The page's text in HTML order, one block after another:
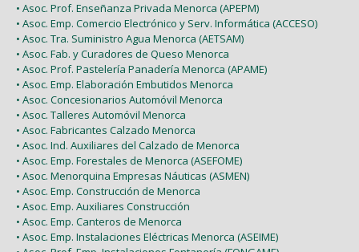
• Asoc. Prof. Enseñanza Privada Menorca (APEPM)
• Asoc. Emp. Comercio Electrónico y Serv. Informática (ACCESO)
• Asoc. Tra. Suministro Agua Menorca (AETSAM)
• Asoc. Fab. y Curadores de Queso Menorca
• Asoc. Prof. Pastelería Panadería Menorca (APAME)
• Asoc. Emp. Elaboración Embutidos Menorca
• Asoc. Concesionarios Automóvil Menorca
• Asoc. Talleres Automóvil Menorca
• Asoc. Fabricantes Calzado Menorca
• Asoc. Ind. Auxiliares del Calzado de Menorca
• Asoc. Emp. Forestales de Menorca (ASEFOME)
• Asoc. Menorquina Empresas Náuticas (ASMEN)
• Asoc. Emp. Construcción de Menorca
• Asoc. Emp. Auxiliares Construcción
• Asoc. Emp. Canteros de Menorca
• Asoc. Emp. Instalaciones Eléctricas Menorca (ASEIME)